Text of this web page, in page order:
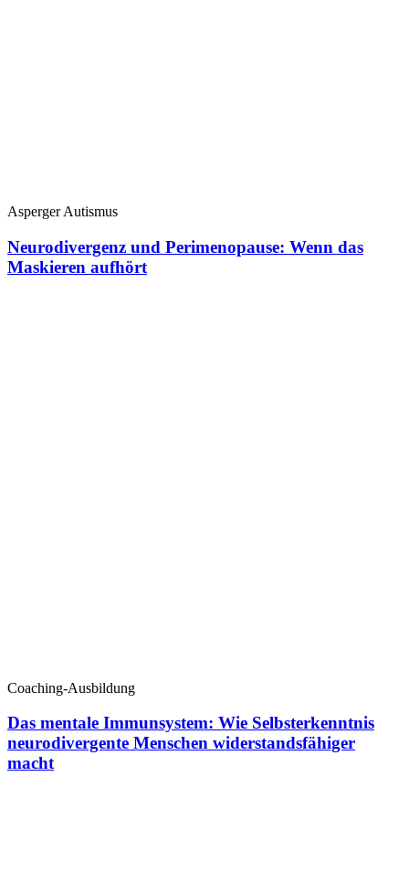
Asperger Autismus
Neurodivergenz und Perimenopause: Wenn das
Maskieren aufhört
Coaching-Ausbildung
Das mentale Immunsystem: Wie Selbsterkenntnis
neurodivergente Menschen widerstandsfähiger
macht